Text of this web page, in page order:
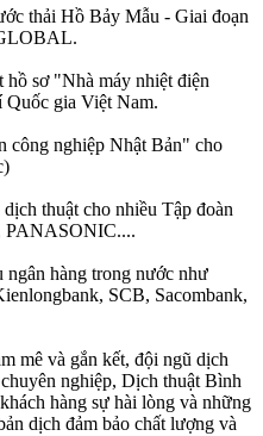
thải Hồ Bảy Mẫu - Giai đoạn
sơ "Nhà máy nhiệt điện
gia Việt Nam.
công nghiệp Nhật Bản" cho
thuật cho nhiều Tập đoàn
PANASONIC....
ngân hàng trong nước như
SCB, Sacombank,
mê và gắn kết, đội ngũ dịch
nghiệp, Dịch thuật Bình
hàng sự hài lòng và những
dịch đảm bảo chất lượng và